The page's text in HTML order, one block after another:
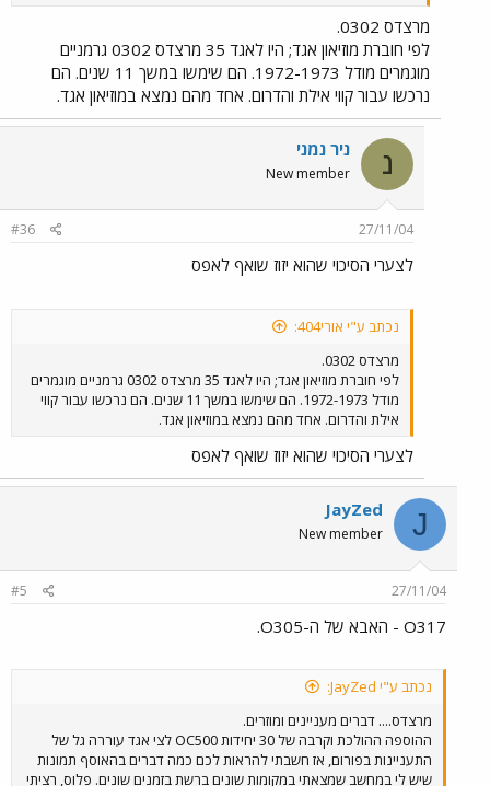
מרצדס 0302.
לפי חוברת מוזיאון אגד; היו לאגד 35 מרצדס 0302 גרמניים
מוגמרים מודל 1972-1973. הם שימשו במשך 11 שנים. הם
נרכשו עבור קווי אילת והדרום. אחד מהם נמצא במוזיאון אגד.
נ ניר נמני
New member
27/11/04
#36
לצערי הסיכוי שהוא יזוז שואף לאפס
נכתב ע"י אורי404:
מרצדס 0302.
לפי חוברת מוזיאון אגד; היו לאגד 35 מרצדס 0302 גרמניים מוגמרים
מודל 1972-1973. הם שימשו במשך 11 שנים. הם נרכשו עבור קווי
אילת והדרום. אחד מהם נמצא במוזיאון אגד.
לצערי הסיכוי שהוא יזוז שואף לאפס
J
JayZed
New member
27/11/04
#5
O317 - האבא של ה-O305.
נכתב ע"י JayZed:
מרצדס.... דברים מעניינים ומוזרים.
ההוספה ההולכת וקרבה של 30 יחידות OC500 לצי אגד עוררה גל של
התעניינות בפורום, אז חשבתי להראות לכם כמה דברים בהאוסף תמונות
שיש לי במחשב שמצאתי במקומות שונים ברשת בזמנים שונים. פלוס, רציתי